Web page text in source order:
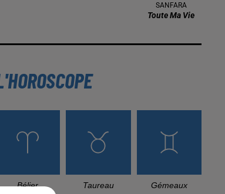
SANFARA
Toute Ma Vie
Bélier Taureau Gémeaux